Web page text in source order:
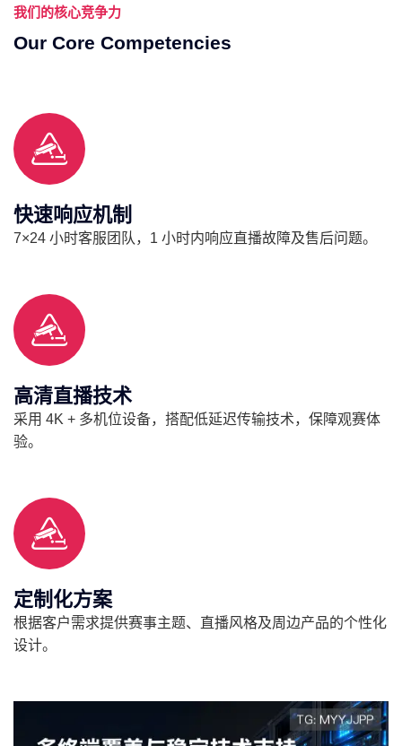
我们的核心竞争力
Our Core Competencies
快速响应机制
7×24 小时客服团队，1 小时内响应直播故障及售后问题。
高清直播技术
采用 4K + 多机位设备，搭配低延迟传输技术，保障观赛体
验。
定制化方案
根据客户需求提供赛事主题、直播风格及周边产品的个性化
设计。